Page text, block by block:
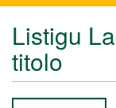
Listigu
titolo